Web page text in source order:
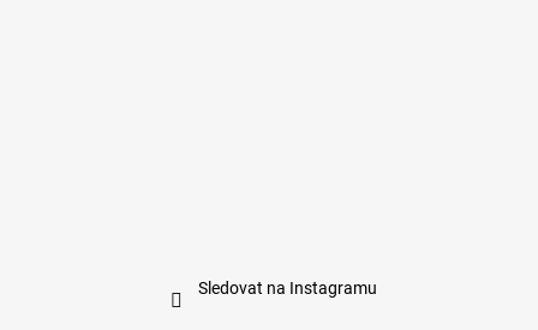
Sledovat na Instagramu